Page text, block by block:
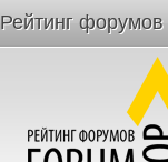
Рейтинг форумов